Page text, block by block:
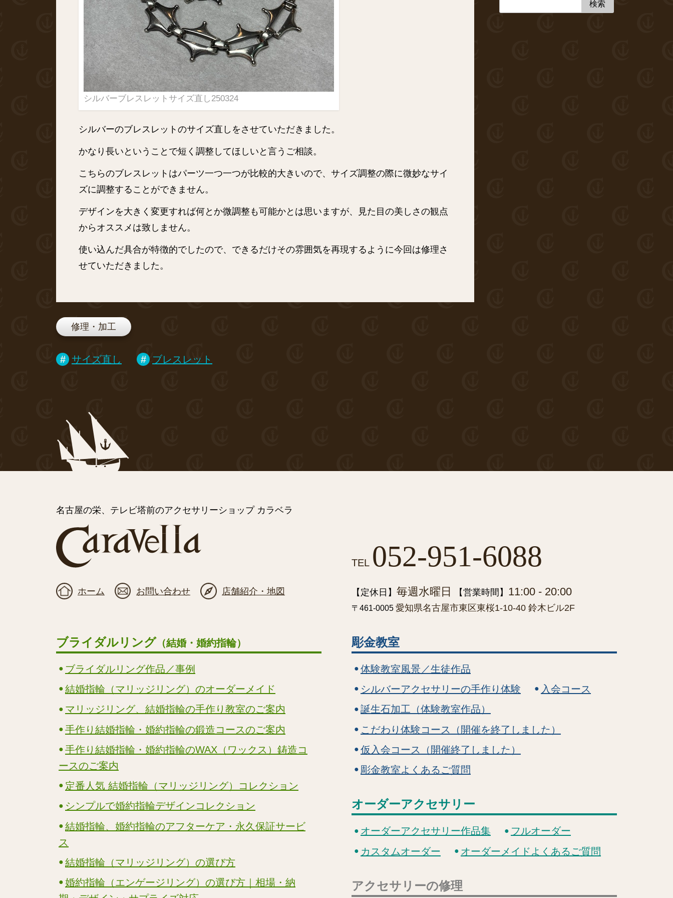
シルバーブレスレットサイズ直し250324
シルバーのブレスレットのサイズ直しをさせていただきました。
かなり長いということで短く調整してほしいと言うご相談。
こちらのブレスレットはパーツ一つ一つが比較的大きいので、サイズ調整の際に微妙なサイ
ズに調整することができません。
デザインを大きく変更すれば何とか微調整も可能かとは思いますが、見た目の美しさの観点
からオススメは致しません。
使い込んだ具合が特徴的でしたので、できるだけその雰囲気を再現するように今回は修理さ
せていただきました。
修理・加工
サイズ直し ブレスレット
名古屋の栄、テレビ塔前のアクセサリーショップ カラベラ
ホーム お問い合わせ 店舗紹介・地図
TEL 052-951-6088
【定休日】 毎週水曜日 【営業時間】 11:00 - 20:00
〒461-0005 愛知県名古屋市東区東桜1-10-40 鈴木ビル2F
ブライダルリング （結婚・婚約指輪）
ブライダルリング作品／事例
結婚指輪（マリッジリング）のオーダーメイド
マリッジリング、結婚指輪の手作り教室のご案内
手作り結婚指輪・婚約指輪の鍛造コースのご案内
手作り結婚指輪・婚約指輪のWAX（ワックス）鋳造コ
ースのご案内
定番人気 結婚指輪（マリッジリング）コレクション
シンプルで婚約指輪デザインコレクション
結婚指輪、婚約指輪のアフターケア・永久保証サービ
ス
結婚指輪（マリッジリング）の選び方
婚約指輪（エンゲージリング）の選び方｜相場・納
彫金教室
体験教室風景／生徒作品
シルバーアクセサリーの手作り体験
入会コース
誕生石加工（体験教室作品）
こだわり体験コース（開催を終了しました）
仮入会コース（開催終了しました）
彫金教室よくあるご質問
オーダーアクセサリー
オーダーアクセサリー作品集
フルオーダー
カスタムオーダー
オーダーメイドよくあるご質問
アクセサリーの修理